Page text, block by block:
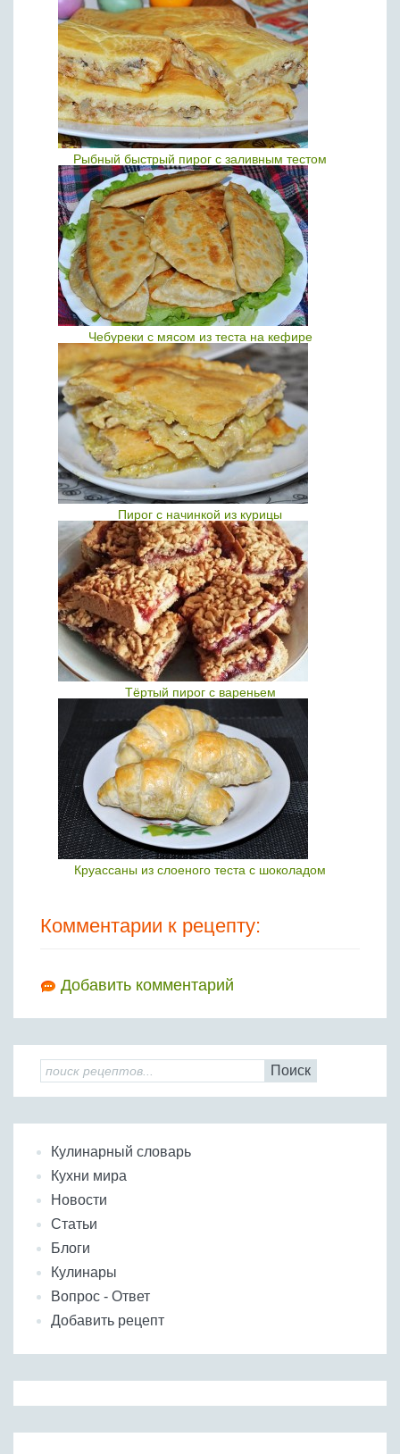
Рыбный быстрый пирог с заливным тестом
Чебуреки с мясом из теста на кефире
Пирог с начинкой из курицы
Тёртый пирог с вареньем
Круассаны из слоеного теста с шоколадом
Комментарии к рецепту:
Добавить комментарий
Поиск
Кулинарный словарь
Кухни мира
Новости
Статьи
Блоги
Кулинары
Вопрос - Ответ
Добавить рецепт